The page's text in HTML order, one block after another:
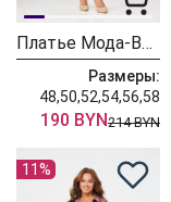
Платье Мода-Версаль 2393 синий полоска
Размеры:
48,50,52,54,56,58
190 BYN214 BYN
11%